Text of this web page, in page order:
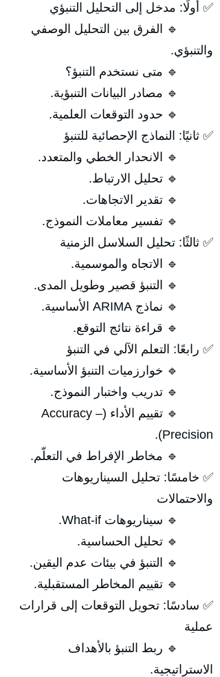
✅ أولًا: مدخل إلى التحليل التنبؤي
🔹 الفرق بين التحليل الوصفي
والتنبؤي.
🔹 متى نستخدم التنبؤ؟
🔹 مصادر البيانات التنبؤية.
🔹 حدود التوقعات العلمية.
✅ ثانيًا: النماذج الإحصائية للتنبؤ
🔹 الانحدار الخطي والمتعدد.
🔹 تحليل الارتباط.
🔹 تقدير الاتجاهات.
🔹 تفسير معاملات النموذج.
✅ ثالثًا: تحليل السلاسل الزمنية
🔹 الاتجاه والموسمية.
🔹 التنبؤ قصير وطويل المدى.
🔹 نماذج ARIMA الأساسية.
🔹 قراءة نتائج التوقع.
✅ رابعًا: التعلم الآلي في التنبؤ
🔹 خوارزميات التنبؤ الأساسية.
🔹 تدريب واختبار النموذج.
🔹 تقييم الأداء (Accuracy –
Precision).
🔹 مخاطر الإفراط في التعلّم.
✅ خامسًا: تحليل السيناريوهات
والاحتمالات
🔹 سيناريوهات What-if.
🔹 تحليل الحساسية.
🔹 التنبؤ في بيئات عدم اليقين.
🔹 تقييم المخاطر المستقبلية.
✅ سادسًا: تحويل التوقعات إلى قرارات
عملية
🔹 ربط التنبؤ بالأهداف
الاستراتيجية.